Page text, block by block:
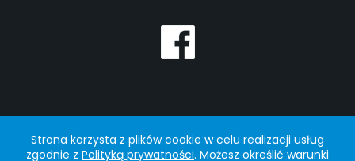
Strona korzysta z plików cookie w celu realizacji usług
zgodnie z Polityką prywatności. Możesz określić warunki
© 2022 PNEUMOT